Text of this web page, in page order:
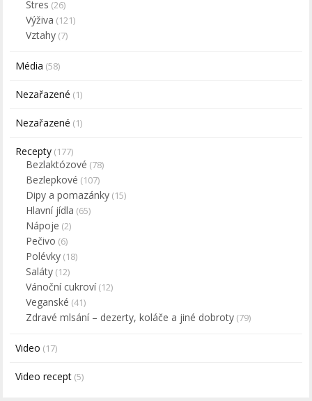
Stres (26)
Výživa (121)
Vztahy (7)
Média (58)
Nezařazené (1)
Nezařazené (1)
Recepty (177)
Bezlaktózové (78)
Bezlepkové (107)
Dipy a pomazánky (15)
Hlavní jídla (65)
Nápoje (2)
Pečivo (6)
Polévky (18)
Saláty (12)
Vánoční cukroví(12)
Veganské (41)
Zdravé mlsání – dezerty, koláče a jiné dobroty (79)
Video (17)
Video recept (5)